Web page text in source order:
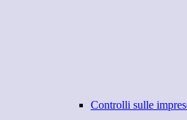
Controlli sulle